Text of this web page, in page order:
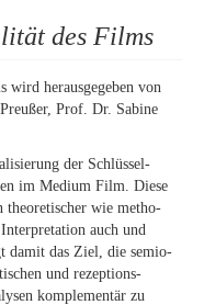
des Films
wird herausgegeben von
Prof. Dr. Sabine
der Schlüssel-
im Medium Film. Diese
wie metho-
auch und
damit das Ziel, die semio-
und rezeptions-
komplementär zu